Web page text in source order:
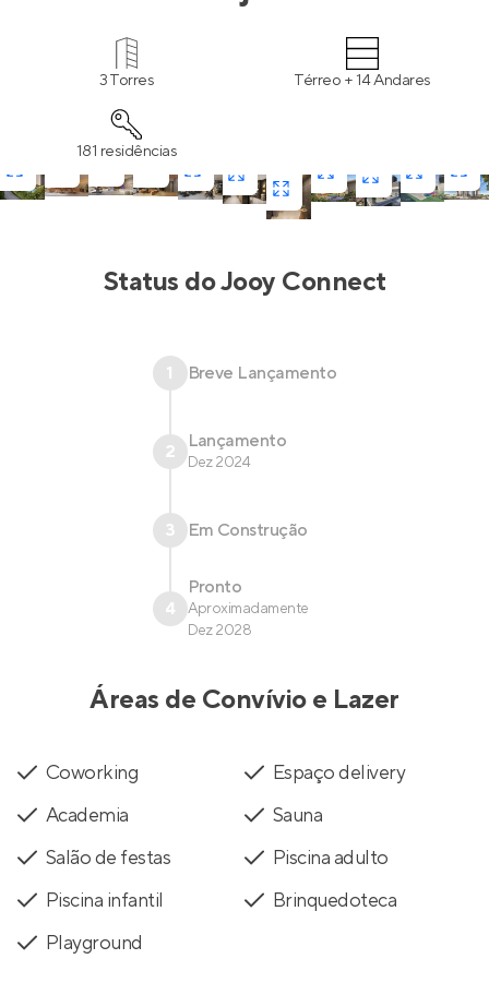
3 Torres Térreo + 14 Andares
181 residências
Status doJooy Connect
1 Breve Lançamento
2 Lançamento
Dez 2024
3 Em Construção
4
Pronto
Aproximadamente
Dez 2028
Áreas de Convívio e Lazer
Coworking
Espaço delivery
Academia
Sauna
Salão de festas
Piscina adulto
Piscina infantil
Brinquedoteca
Playground